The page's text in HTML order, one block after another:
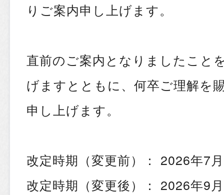
りご案内申し上げます。
直前のご案内となりましたこと
げますとともに、何卒ご理解を
申し上げます。
改定時期（変更前）： 2026年7
改定時期（変更後）： 2026年9